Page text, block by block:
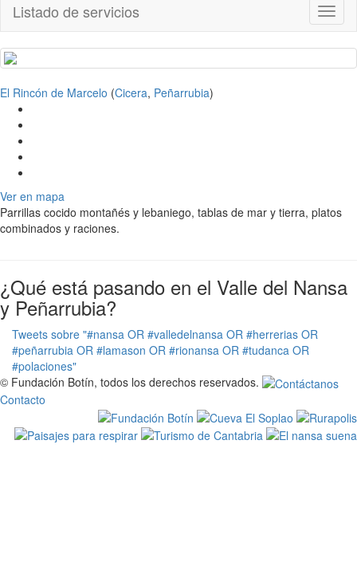
Listado de servicios
El Rincón de Marcelo (Cicera, Peñarrubia)
Ver en mapa
Parrillas cocido montañés y lebaniego, tablas de mar y tierra, platos
combinados y raciones.
¿Qué está pasando en el Valle del Nansa
y Peñarrubia?
Tweets sobre "#nansa OR #valledelnansa OR #herrerias OR
#peñarrubia OR #lamason OR #rionansa OR #tudanca OR
#polaciones"
© Fundación Botín, todos los derechos reservados.
Contacto